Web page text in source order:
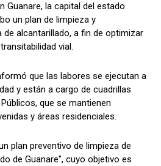
Guanare, la capital del estado
un plan de limpieza y
alcantarillado, a fin de optimizar
vial.
que las labores se ejecutan a
y están a cargo de cuadrillas
que se mantienen
y áreas residenciales.
plan preventivo de limpieza de
de Guanare", cuyo objetivo es